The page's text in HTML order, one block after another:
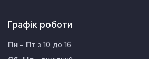
Графік роботи
Пн - Пт з 10 до 16